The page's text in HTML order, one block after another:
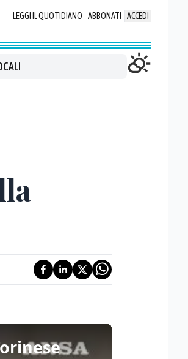
LEGGI IL QUOTIDIANO ABBONATI ACCEDI